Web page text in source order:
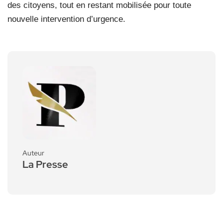
des citoyens, tout en restant mobilisée pour toute
nouvelle intervention d’urgence.
Auteur
La Presse